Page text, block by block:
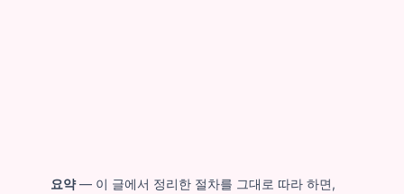
요약— 이 글에서 정리한 절차를 그대로 따라 하면,